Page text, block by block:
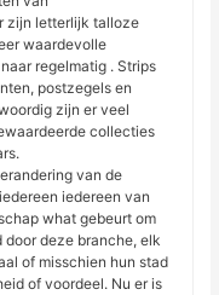
zijn letterlijk talloze
waardevolle
regelmatig . Strips
postzegels en
zijn er veel
collecties
van de
iedereen van
what gebeurt om
deze branche, elk
of misschien hun stad
of voordeel. Nu er is